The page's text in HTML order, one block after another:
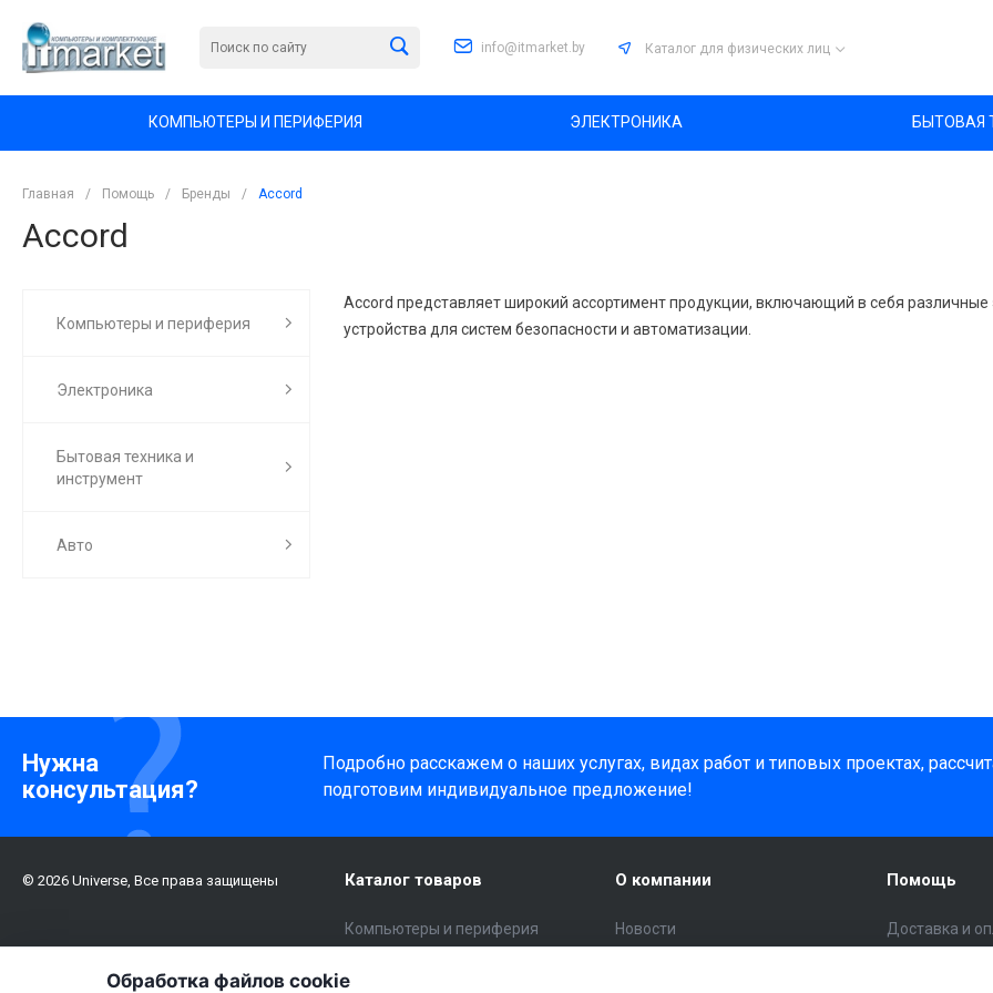
info@itmarket.by Каталог для физических лиц
КОМПЬЮТЕРЫ И ПЕРИФЕРИЯ ЭЛЕКТРОНИКА БЫТОВАЯ
Главная / Помощь / Бренды / Accord
Accord
Компьютеры и периферия
Электроника
Бытовая техника и
инструмент
Авто
Accord представляет широкий ассортимент продукции, включающий в себя
устройства для систем безопасности и автоматизации.
Нужна
консультация?
Подробно расскажем о наших услугах, видах работ и типовых проектах,
подготовим индивидуальное предложение!
© 2026 Universe, Все права защищены Каталог товаров
Компьютеры и периферия
О компании
Новости
Помощь
Доставка и
Обработка файлов cookie